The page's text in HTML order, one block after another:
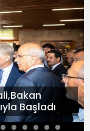
Başladı